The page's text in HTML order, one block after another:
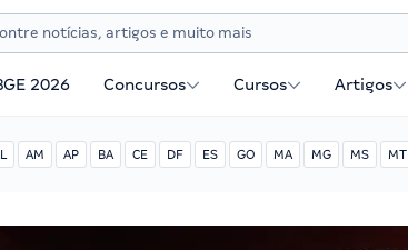
2026 Concursos Cursos Artigos
AM AP BA CE DF ES GO MA MG MS MT